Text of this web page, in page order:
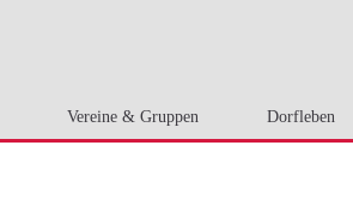
Vereine & Gruppen Dorfleben